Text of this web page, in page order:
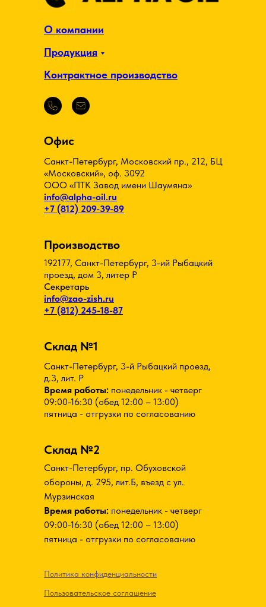
Санкт-Петербург, пр. Обуховской
обороны, д. 295, лит.Б, въезд с ул.
Мурзинская
Время работы: понедельник - четверг
09:00-16:30 (обед 12:00 – 13:00)
пятница - отгрузки по согласованию
Склад №2
Производство
192177, Санкт-Петербург, 3-ий Рыбацкий
проезд, дом 3, литер Р
Секретарь
info@zao-zish.ru
+7 (812) 245-18-87
Офис
Санкт-Петербург, Московский пр., 212, БЦ
«Московский», оф. 3092
ООО «ПТК Завод имени Шаумяна»
info@alpha-oil.ru
+7 (812) 209-39-89
Склад №1
Санкт-Петербург, 3-й Рыбацкий проезд,
д.3, лит. Р
Время работы: понедельник - четверг
09:00-16:30 (обед 12:00 – 13:00)
пятница - отгрузки по согласованию
Пользовательское соглашение
Политика конфиденциальности
Продукция
Контрактное производство
О компании